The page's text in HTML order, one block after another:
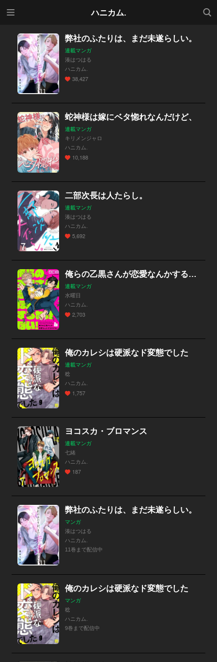
ハニカム.
検索
弊社のふたりは、まだ未遂らしい。
連載マンガ
湊はつはる
ハニカム.
38,427
蛇神様は嫁にベタ惚れなんだけど、
連載マンガ
キリメンジャロ
ハニカム.
10,188
二部次長は人たらし。
連載マンガ
湊はつはる
ハニカム.
5,692
俺らの乙黒さんが恋愛なんかするわけない！
連載マンガ
水曜日
ハニカム.
2,703
俺のカレシは硬派なド変態でした
連載マンガ
稔
ハニカム.
1,757
ヨコスカ・ブロマンス
連載マンガ
七緒
ハニカム.
187
弊社のふたりは、まだ未遂らしい。
マンガ
湊はつはる
ハニカム.
11巻まで配信中
俺のカレシは硬派なド変態でした
マンガ
稔
ハニカム.
9巻まで配信中